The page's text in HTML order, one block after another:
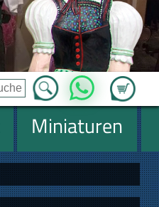
Zum
WhatsApp
Miniaturen